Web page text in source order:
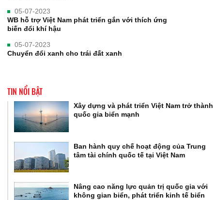
05-07-2023
WB hỗ trợ Việt Nam phát triển gắn với thích ứng
biến đổi khí hậu
05-07-2023
Chuyển đổi xanh cho trái đất xanh
TIN NỔI BẬT
Xây dựng và phát triển Việt Nam trở thành
quốc gia biển mạnh
Ban hành quy chế hoạt động của Trung
tâm tài chính quốc tế tại Việt Nam
Nâng cao năng lực quản trị quốc gia với
không gian biển, phát triển kinh tế biển